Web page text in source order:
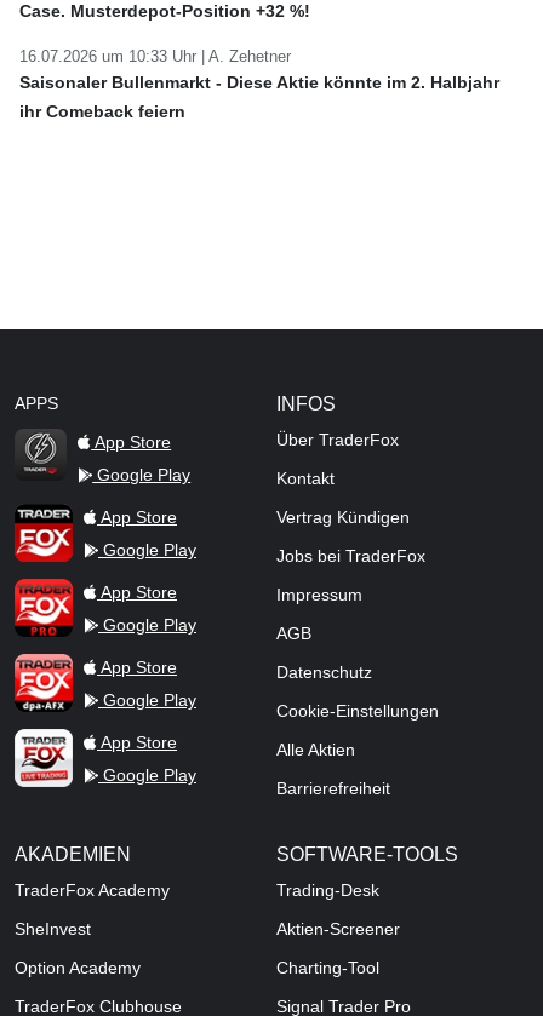
Case. Musterdepot-Position +32 %!
16.07.2026 um 10:33 Uhr | A. Zehetner
Saisonaler Bullenmarkt - Diese Aktie könnte im 2. Halbjahr
ihr Comeback feiern
APPS
TraderFox Flash
App Store
Google Play
TraderFox AppApp Store
Google Play
TraderFox ProApp Store
Google Play
TraderFox dpa-AFX ProFeed
App Store
Google Play
TraderFox Live Trading
App Store
Google Play
INFOS
Über TraderFox
Kontakt
Vertrag Kündigen
Jobs bei TraderFox
Impressum
AGB
Datenschutz
Cookie-Einstellungen
Alle Aktien
Barrierefreiheit
AKADEMIEN
TraderFox Academy
SheInvest
Option Academy
TraderFox Clubhouse
SOFTWARE-TOOLS
Trading-Desk
Aktien-Screener
Charting-Tool
Signal Trader Pro